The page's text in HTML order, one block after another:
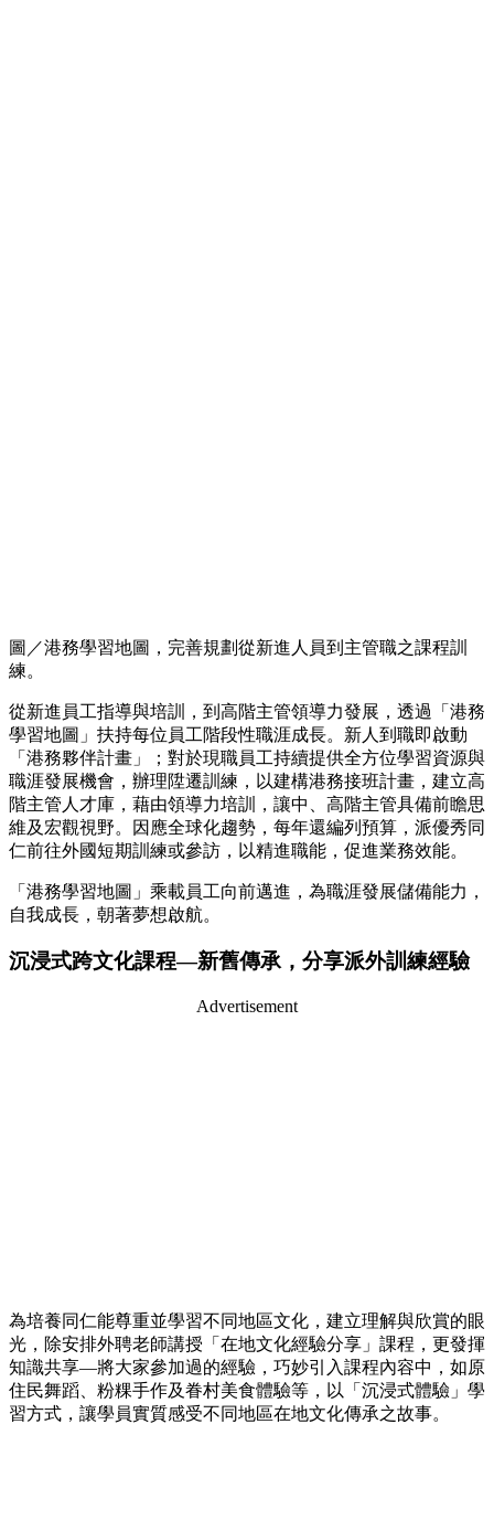
圖／港務學習地圖，完善規劃從新進人員到主管職之課程訓
練。
從新進員工指導與培訓，到高階主管領導力發展，透過「港務
學習地圖」扶持每位員工階段性職涯成長。新人到職即啟動
「港務夥伴計畫」；對於現職員工持續提供全方位學習資源與
職涯發展機會，辦理陞遷訓練，以建構港務接班計畫，建立高
階主管人才庫，藉由領導力培訓，讓中、高階主管具備前瞻思
維及宏觀視野。因應全球化趨勢，每年還編列預算，派優秀同
仁前往外國短期訓練或參訪，以精進職能，促進業務效能。
「港務學習地圖」乘載員工向前邁進，為職涯發展儲備能力，
自我成長，朝著夢想啟航。
沉浸式跨文化課程—新舊傳承，分享派外訓練經驗
Advertisement
為培養同仁能尊重並學習不同地區文化，建立理解與欣賞的眼
光，除安排外聘老師講授「在地文化經驗分享」課程，更發揮
知識共享—將大家參加過的經驗，巧妙引入課程內容中，如原
住民舞蹈、粉粿手作及眷村美食體驗等，以「沉浸式體驗」學
習方式，讓學員實質感受不同地區在地文化傳承之故事。